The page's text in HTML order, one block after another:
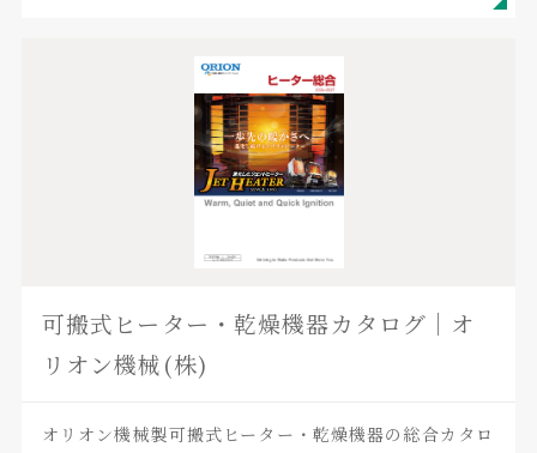
可搬式ヒーター・乾燥機器カタログ｜オ
リオン機械(株)
オリオン機械製可搬式ヒーター・乾燥機器の総合カタロ